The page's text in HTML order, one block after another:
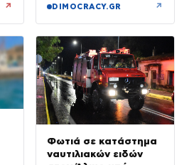
↗ DIMOCRACY.GR ↗
Φωτιά σε κατάστημα
ναυτιλιακών ειδών